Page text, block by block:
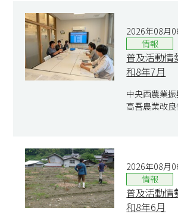
2026年08月
情報
普及活動情
和8年7月
中央西農業
高吾農業改
2026年08月
情報
普及活動情
和8年6月